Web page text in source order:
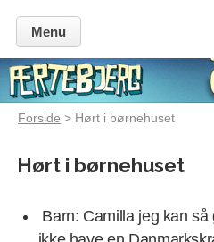
Menu
Forside > Hørt i børnehuset
Hørt i børnehuset
Barn: Camilla jeg kan